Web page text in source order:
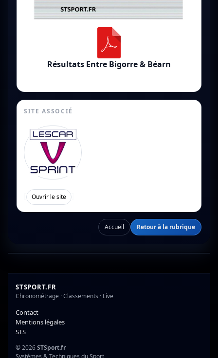
Résultats Entre Bigorre & Béarn
SITE ASSOCIÉ
Ouvrir le site
Accueil Retour à la rubrique
STSPORT.FR
Chronométrage · Classements · Live
Contact
Mentions légales
STS
© 2026STSport.fr
Systèmes & Techniques du Sport